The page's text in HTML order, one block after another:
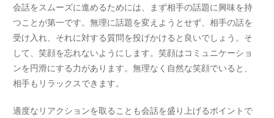
会話をスムーズに進めるためには、まず相手の話題に興味を持
つことが第一です。無理に話題を変えようとせず、相手の話を
受け入れ、それに対する質問を投げかけると良いでしょう。そ
して、笑顔を忘れないようにします。笑顔はコミュニケーショ
ンを円滑にする力があります。無理なく自然な笑顔でいると、
相手もリラックスできます。
適度なリアクションを取ることも会話を盛り上げるポイントで